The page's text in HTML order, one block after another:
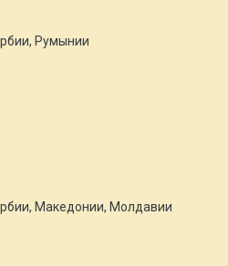
Румынии
Македонии, Молдавии